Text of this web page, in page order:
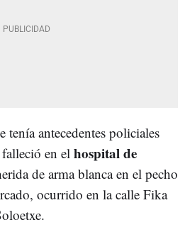
antecedentes policiales
en el hospital de
de arma blanca en el pecho
ocurrido en la calle Fika